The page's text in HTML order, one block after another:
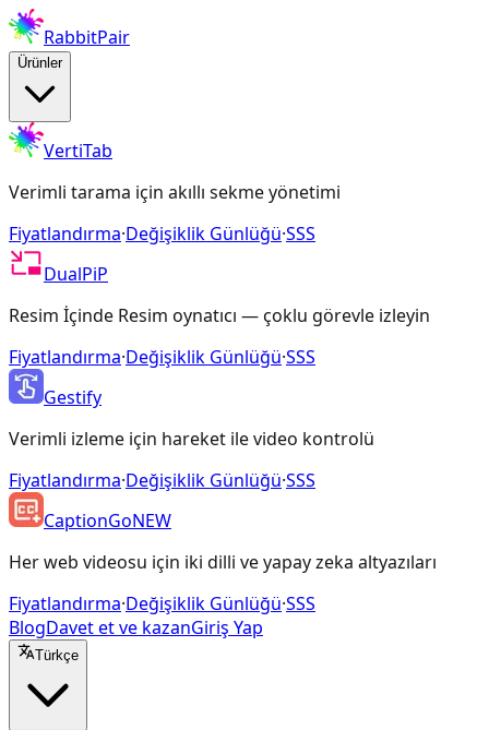
RabbitPair
Ürünler
VertiTab
Verimli tarama için akıllı sekme yönetimi
Fiyatlandırma·Değişiklik Günlüğü·SSS
DualPiP
Resim İçinde Resim oynatıcı — çoklu görevle izleyin
Fiyatlandırma·Değişiklik Günlüğü·SSS
Gestify
Verimli izleme için hareket ile video kontrolü
Fiyatlandırma·Değişiklik Günlüğü·SSS
CaptionGoNEW
Her web videosu için iki dilli ve yapay zeka altyazıları
Fiyatlandırma·Değişiklik Günlüğü·SSS
BlogDavet et ve kazanGiriş Yap
Türkçe